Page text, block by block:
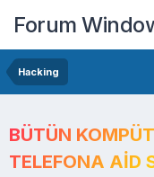
Forum
Hacking
BÜTÜN
TELEFONA AID